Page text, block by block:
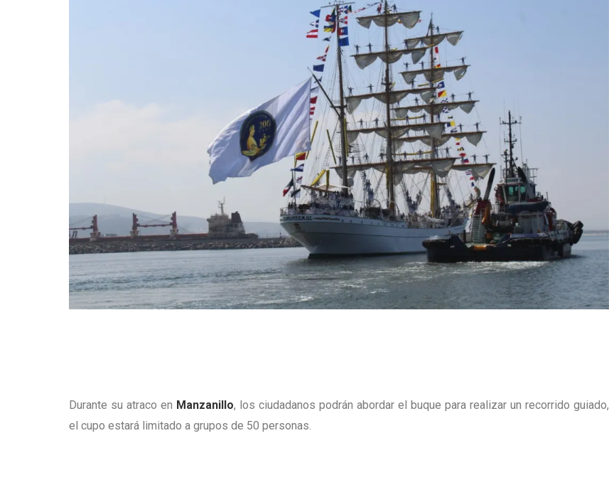
Durante su atraco en Manzanillo, los ciudadanos podrán abordar el buque para realizar un recorrido guiado,
el cupo estará limitado a grupos de 50 personas.